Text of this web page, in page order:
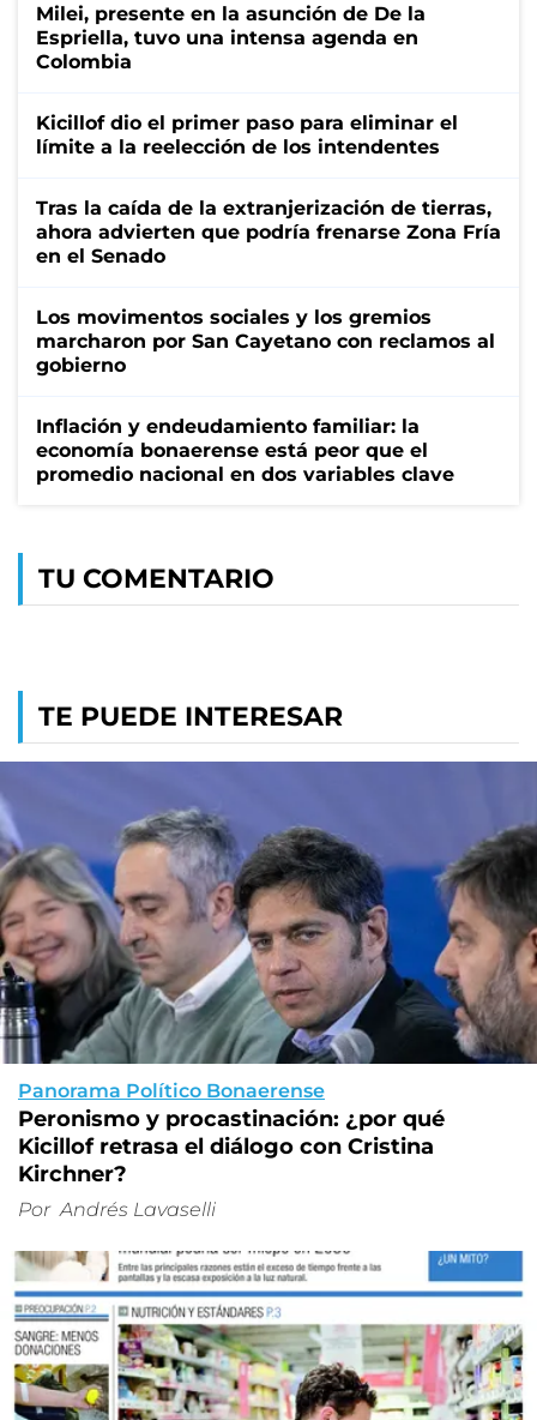
Milei, presente en la asunción de De la
Espriella, tuvo una intensa agenda en
Colombia
Kicillof dio el primer paso para eliminar el
límite a la reelección de los intendentes
Tras la caída de la extranjerización de tierras,
ahora advierten que podría frenarse Zona Fría
en el Senado
Los movimentos sociales y los gremios
marcharon por San Cayetano con reclamos al
gobierno
Inflación y endeudamiento familiar: la
economía bonaerense está peor que el
promedio nacional en dos variables clave
TU COMENTARIO
TE PUEDE INTERESAR
Panorama Político Bonaerense
Peronismo y procastinación: ¿por qué
Kicillof retrasa el diálogo con Cristina
Kirchner?
Por Andrés Lavaselli